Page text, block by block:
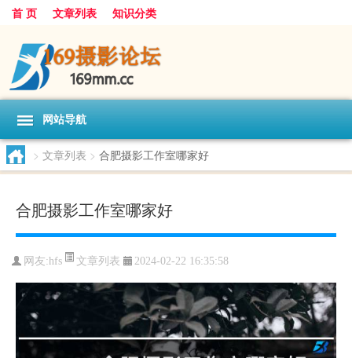
首 页 文章列表 知识分类
网站导航
> 文章列表 > 合肥摄影工作室哪家好
合肥摄影工作室哪家好
网友:hfs 文章列表 2024-02-22 16:35:58